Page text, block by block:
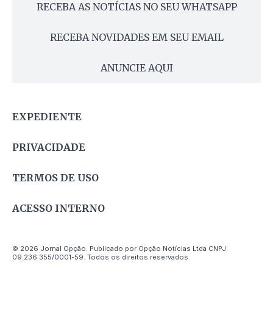
RECEBA AS NOTÍCIAS NO SEU WHATSAPP
RECEBA NOVIDADES EM SEU EMAIL
ANUNCIE AQUI
EXPEDIENTE
PRIVACIDADE
TERMOS DE USO
ACESSO INTERNO
© 2026 Jornal Opção. Publicado por Opção Notícias Ltda CNPJ
09.236.355/0001-59. Todos os direitos reservados.